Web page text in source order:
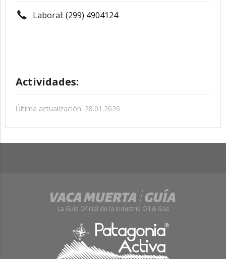
Laboral: (299) 4904124
Actividades:
Última actualización: 28.01.2026
La Guía Oficial de la Industria Oil & Gas